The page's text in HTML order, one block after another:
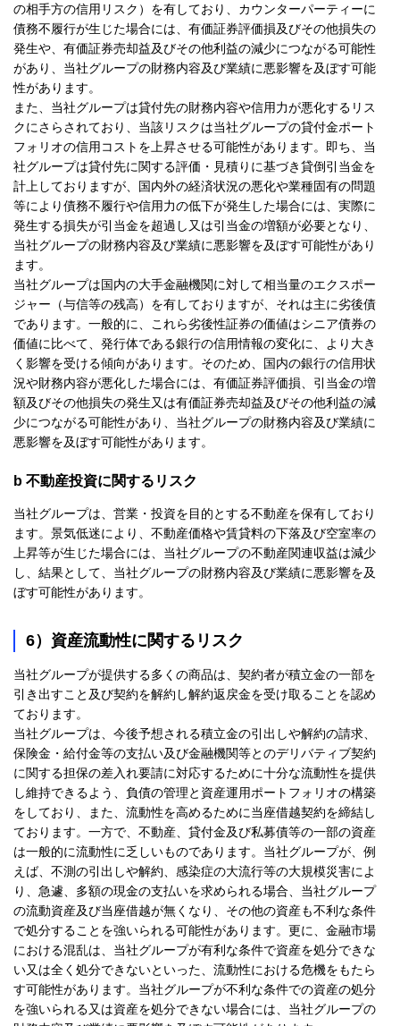
の相手方の信用リスク）を有しており、カウンターパーティーに
債務不履行が生じた場合には、有価証券評価損及びその他損失の
発生や、有価証券売却益及びその他利益の減少につながる可能性
があり、当社グループの財務内容及び業績に悪影響を及ぼす可能
性があります。
また、当社グループは貸付先の財務内容や信用力が悪化するリス
クにさらされており、当該リスクは当社グループの貸付金ポート
フォリオの信用コストを上昇させる可能性があります。即ち、当
社グループは貸付先に関する評価・見積りに基づき貸倒引当金を
計上しておりますが、国内外の経済状況の悪化や業種固有の問題
等により債務不履行や信用力の低下が発生した場合には、実際に
発生する損失が引当金を超過し又は引当金の増額が必要となり、
当社グループの財務内容及び業績に悪影響を及ぼす可能性があり
ます。
当社グループは国内の大手金融機関に対して相当量のエクスポー
ジャー（与信等の残高）を有しておりますが、それは主に劣後債
であります。一般的に、これら劣後性証券の価値はシニア債券の
価値に比べて、発行体である銀行の信用情報の変化に、より大き
く影響を受ける傾向があります。そのため、国内の銀行の信用状
況や財務内容が悪化した場合には、有価証券評価損、引当金の増
額及びその他損失の発生又は有価証券売却益及びその他利益の減
少につながる可能性があり、当社グループの財務内容及び業績に
悪影響を及ぼす可能性があります。
b 不動産投資に関するリスク
当社グループは、営業・投資を目的とする不動産を保有しており
ます。景気低迷により、不動産価格や賃貸料の下落及び空室率の
上昇等が生じた場合には、当社グループの不動産関連収益は減少
し、結果として、当社グループの財務内容及び業績に悪影響を及
ぼす可能性があります。
6）資産流動性に関するリスク
当社グループが提供する多くの商品は、契約者が積立金の一部を
引き出すこと及び契約を解約し解約返戻金を受け取ることを認め
ております。
当社グループは、今後予想される積立金の引出しや解約の請求、
保険金・給付金等の支払い及び金融機関等とのデリバティブ契約
に関する担保の差入れ要請に対応するために十分な流動性を提供
し維持できるよう、負債の管理と資産運用ポートフォリオの構築
をしており、また、流動性を高めるために当座借越契約を締結し
ております。一方で、不動産、貸付金及び私募債等の一部の資産
は一般的に流動性に乏しいものであります。当社グループが、例
えば、不測の引出しや解約、感染症の大流行等の大規模災害によ
り、急遽、多額の現金の支払いを求められる場合、当社グループ
の流動資産及び当座借越が無くなり、その他の資産も不利な条件
で処分することを強いられる可能性があります。更に、金融市場
における混乱は、当社グループが有利な条件で資産を処分できな
い又は全く処分できないといった、流動性における危機をもたら
す可能性があります。当社グループが不利な条件での資産の処分
を強いられる又は資産を処分できない場合には、当社グループの